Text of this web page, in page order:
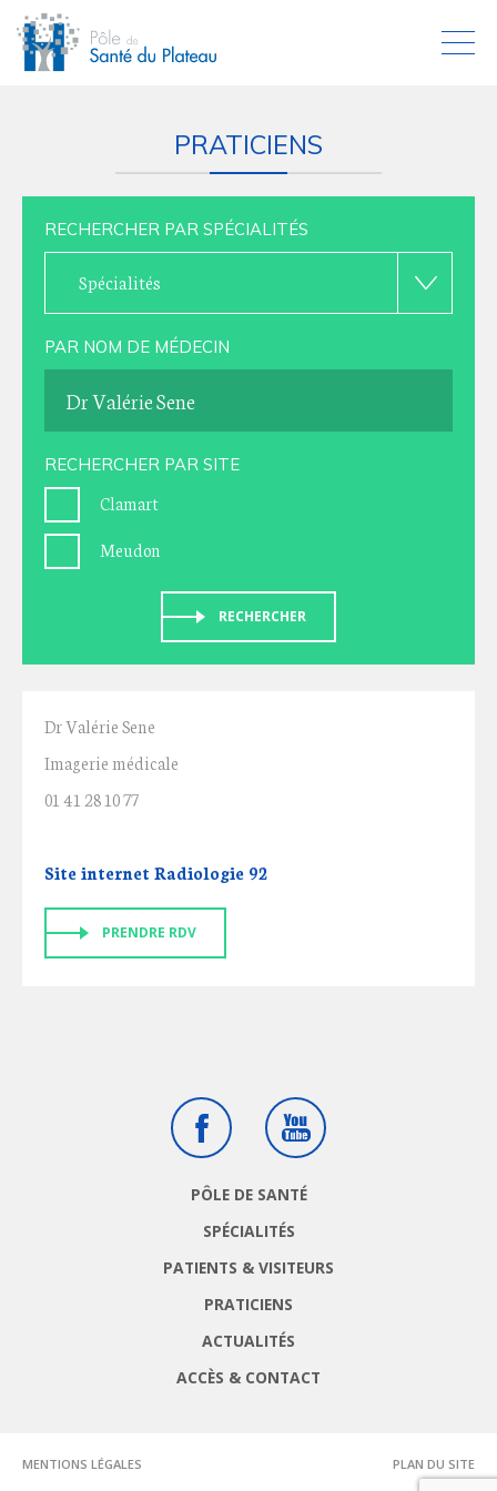
PRATICIENS
RECHERCHER PAR SPÉCIALITÉS
Spécialités
PAR NOM DE MÉDECIN
RECHERCHER PAR SITE
Clamart
Meudon
RECHERCHER
Dr Valérie Sene
Imagerie médicale
01 41 28 10 77
Site internet Radiologie 92
PRENDRE RDV
FacebookYoutube
PÔLE DE SANTÉ
SPÉCIALITÉS
PATIENTS & VISITEURS
PRATICIENS
ACTUALITÉS
ACCÈS & CONTACT
MENTIONS LÉGALES PLAN DU SITE